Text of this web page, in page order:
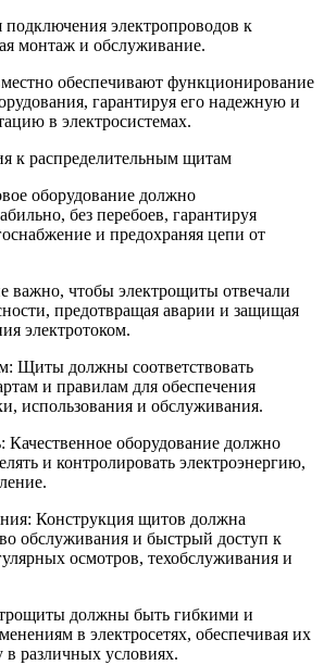
электропроводов к
монтаж и обслуживание.
обеспечивают функционирование
гарантируя его надежную и
в электросистемах.
к распределительным щитам
оборудование должно
без перебоев, гарантируя
и предохраняя цепи от
важно, чтобы электрощиты отвечали
предотвращая аварии и защищая
электротоком.
Щиты должны соответствовать
и правилам для обеспечения
использования и обслуживания.
Качественное оборудование должно
и контролировать электроэнергию,
Конструкция щитов должна
обслуживания и быстрый доступ к
осмотров, техобслуживания и
должны быть гибкими и
в электросетях, обеспечивая их
различных условиях.